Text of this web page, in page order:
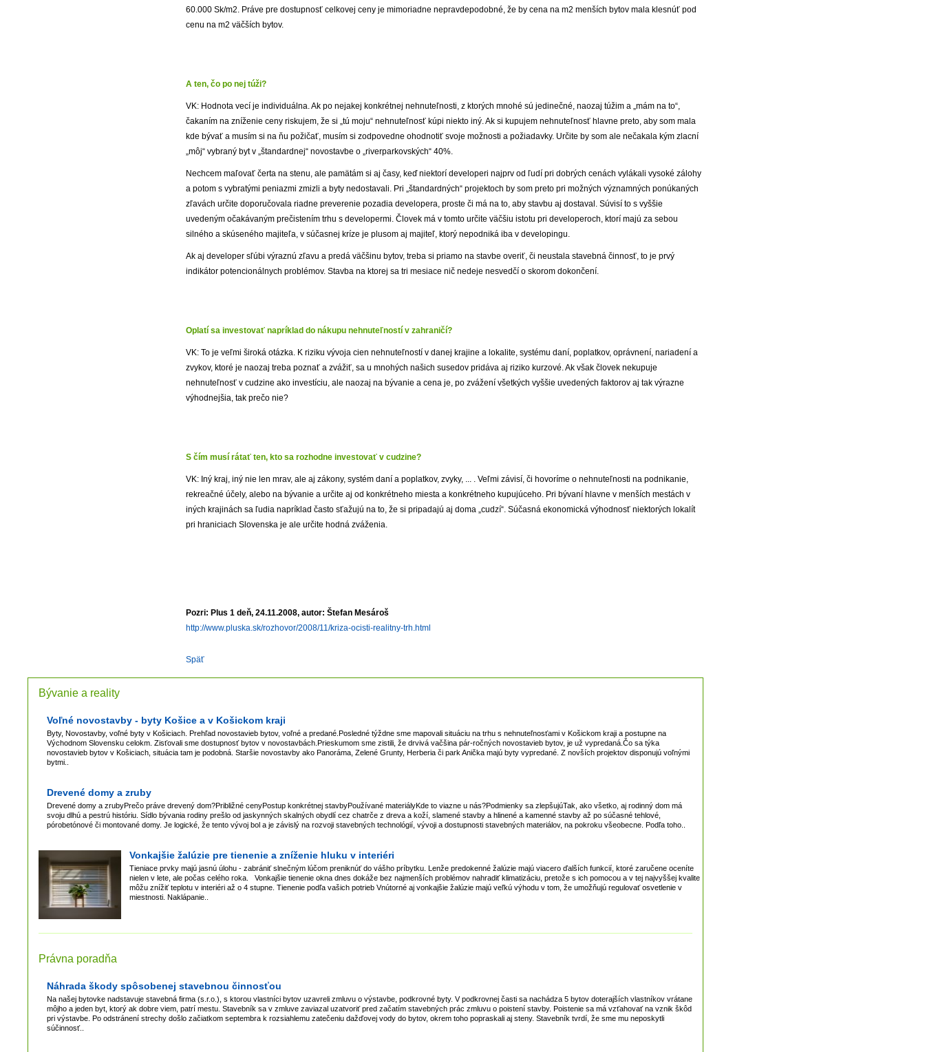
60.000 Sk/m2. Práve pre dostupnosť celkovej ceny je mimoriadne nepravdepodobné, že by cena na m2 menších bytov mala klesnúť pod
cenu na m2 väčších bytov.
A ten, čo po nej túži?
VK: Hodnota vecí je individuálna. Ak po nejakej konkrétnej nehnuteľnosti, z ktorých mnohé sú jedinečné, naozaj túžim a „mám na to“,
čakaním na zníženie ceny riskujem, že si „tú moju“ nehnuteľnosť kúpi niekto iný. Ak si kupujem nehnuteľnosť hlavne preto, aby som mala
kde bývať a musím si na ňu požičať, musím si zodpovedne ohodnotiť svoje možnosti a požiadavky. Určite by som ale nečakala kým zlacní
„môj“ vybraný byt v „štandardnej“ novostavbe o „riverparkovských“ 40%.
Nechcem maľovať čerta na stenu, ale pamätám si aj časy, keď niektorí developeri najprv od ľudí pri dobrých cenách vylákali vysoké zálohy
a potom s vybratými peniazmi zmizli a byty nedostavali. Pri „štandardných“ projektoch by som preto pri možných významných ponúkaných
zľavách určite doporučovala riadne preverenie pozadia developera, proste či má na to, aby stavbu aj dostaval. Súvisí to s vyššie
uvedeným očakávaným prečistením trhu s developermi. Človek má v tomto určite väčšiu istotu pri developeroch, ktorí majú za sebou
silného a skúseného majiteľa, v súčasnej kríze je plusom aj majiteľ, ktorý nepodniká iba v developingu.
Ak aj developer sľúbi výraznú zľavu a predá väčšinu bytov, treba si priamo na stavbe overiť, či neustala stavebná činnosť, to je prvý
indikátor potencionálnych problémov. Stavba na ktorej sa tri mesiace nič nedeje nesvedčí o skorom dokončení.
Oplatí sa investovať napríklad do nákupu nehnuteľností v zahraničí?
VK: To je veľmi široká otázka. K riziku vývoja cien nehnuteľností v danej krajine a lokalite, systému daní, poplatkov, oprávnení, nariadení a
zvykov, ktoré je naozaj treba poznať a zvážiť, sa u mnohých našich susedov pridáva aj riziko kurzové. Ak však človek nekupuje
nehnuteľnosť v cudzine ako investíciu, ale naozaj na bývanie a cena je, po zvážení všetkých vyššie uvedených faktorov aj tak výrazne
výhodnejšia, tak prečo nie?
S čím musí rátať ten, kto sa rozhodne investovať v cudzine?
VK: Iný kraj, iný nie len mrav, ale aj zákony, systém daní a poplatkov, zvyky, ... . Veľmi závisí, či hovoríme o nehnuteľnosti na podnikanie,
rekreačné účely, alebo na bývanie a určite aj od konkrétneho miesta a konkrétneho kupujúceho. Pri bývaní hlavne v menších mestách v
iných krajinách sa ľudia napríklad často sťažujú na to, že si pripadajú aj doma „cudzí“. Súčasná ekonomická výhodnosť niektorých lokalít
pri hraniciach Slovenska je ale určite hodná zváženia.
Pozri: Plus 1 deň, 24.11.2008, autor: Štefan Mesároš
http://www.pluska.sk/rozhovor/2008/11/kriza-ocisti-realitny-trh.html
Späť
Bývanie a reality
Voľné novostavby - byty Košice a v Košickom kraji
Byty, Novostavby, voľné byty v Košiciach. Prehľad novostavieb bytov, voľné a predané.Posledné týždne sme mapovali situáciu na trhu s nehnuteľnosťami v Košickom kraji a postupne na
Východnom Slovensku celokm. Zisťovali sme dostupnosť bytov v novostavbách.Prieskumom sme zistili, že drvivá vačšina pár-ročných novostavieb bytov, je už vypredaná.Čo sa týka
novostavieb bytov v Košiciach, situácia tam je podobná. Staršie novostavby ako Panoráma, Zelené Grunty, Herberia či park Anička majú byty vypredané. Z novších projektov disponujú voľnými
bytmi..
Drevené domy a zruby
Drevené domy a zrubyPrečo práve drevený dom?Približné cenyPostup konkrétnej stavbyPoužívané materiályKde to viazne u nás?Podmienky sa zlepšujúTak, ako všetko, aj rodinný dom má
svoju dlhú a pestrú históriu. Sídlo bývania rodiny prešlo od jaskynných skalných obydlí cez chatrče z dreva a koží, slamené stavby a hlinené a kamenné stavby až po súčasné tehlové,
pórobetónové či montované domy. Je logické, že tento vývoj bol a je závislý na rozvoji stavebných technológií, vývoji a dostupnosti stavebných materiálov, na pokroku všeobecne. Podľa toho..
Vonkajšie žalúzie pre tienenie a zníženie hluku v interiéri
Tieniace prvky majú jasnú úlohu - zabrániť slnečným lúčom preniknúť do vášho príbytku. Lenže predokenné žalúzie majú viacero ďalších funkcií, ktoré zaručene oceníte
nielen v lete, ale počas celého roka. Vonkajšie tienenie okna dnes dokáže bez najmenších problémov nahradiť klimatizáciu, pretože s ich pomocou a v tej najvyššej kvalite
môžu znížiť teplotu v interiéri až o 4 stupne. Tienenie podľa vašich potrieb Vnútorné aj vonkajšie žalúzie majú veľkú výhodu v tom, že umožňujú regulovať osvetlenie v
miestnosti. Naklápanie..
Právna poradňa
Náhrada škody spôsobenej stavebnou činnosťou
Na našej bytovke nadstavuje stavebná firma (s.r.o.), s ktorou vlastníci bytov uzavreli zmluvu o výstavbe, podkrovné byty. V podkrovnej časti sa nachádza 5 bytov doterajších vlastníkov vrátane
môjho a jeden byt, ktorý ak dobre viem, patrí mestu. Stavebník sa v zmluve zaviazal uzatvoriť pred začatím stavebných prác zmluvu o poistení stavby. Poistenie sa má vzťahovať na vznik škôd
pri výstavbe. Po odstránení strechy došlo začiatkom septembra k rozsiahlemu zatečeniu dažďovej vody do bytov, okrem toho popraskali aj steny. Stavebník tvrdí, že sme mu neposkytli
súčinnosť..